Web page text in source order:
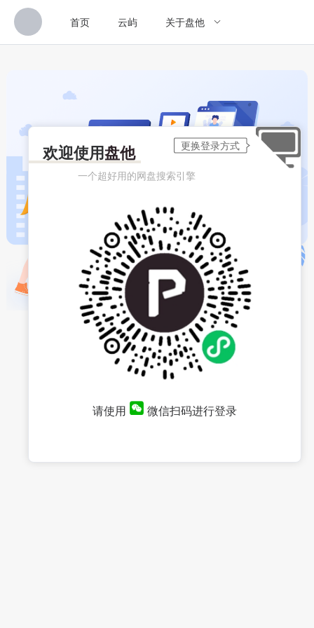
首页 云屿 关于盘他
欢迎使用盘他
一个超好用的网盘搜索引擎
请使用 微信扫码进行登录